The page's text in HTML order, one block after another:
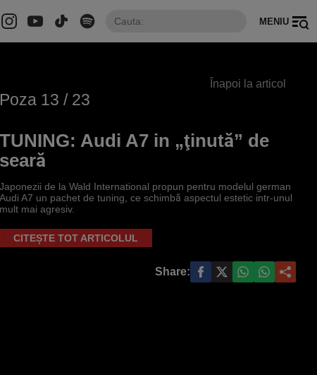
MENIU
Înapoi la articol
Poza 13 / 23
TUNING: Audi A7 in „ţinută” de
seară
Japonezii de la Wald International propun pentru modelul german
Audi A7 un pachet de tuning, ce schimbă aspectul estetic intr-unul
mult mai agresiv.
CITEȘTE TOT ARTICOLUL
Share: